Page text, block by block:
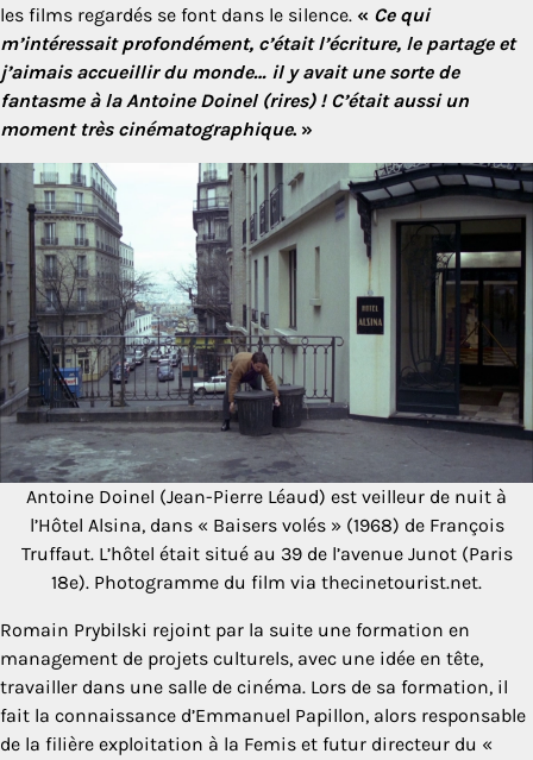
les films regardés se font dans le silence. « Ce qui
m’intéressait profondément, c’était l’écriture, le partage et
j’aimais accueillir du monde… il y avait une sorte de
fantasme à la Antoine Doinel (rires) ! C’était aussi un
moment très cinématographique. »
Antoine Doinel (Jean-Pierre Léaud) est veilleur de nuit à
l’Hôtel Alsina, dans « Baisers volés » (1968) de François
Truffaut. L’hôtel était situé au 39 de l’avenue Junot (Paris
18e). Photogramme du film via thecinetourist.net.
Romain Prybilski rejoint par la suite une formation en
management de projets culturels, avec une idée en tête,
travailler dans une salle de cinéma. Lors de sa formation, il
fait la connaissance d’Emmanuel Papillon, alors responsable
de la filière exploitation à la Femis et futur directeur du «